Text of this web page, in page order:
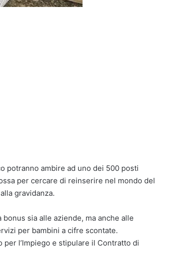
potranno ambire ad uno dei 500 posti
per cercare di reinserire nel mondo del
gravidanza.
sia alle aziende, ma anche alle
per bambini a cifre scontate.
l’Impiego e stipulare il Contratto di